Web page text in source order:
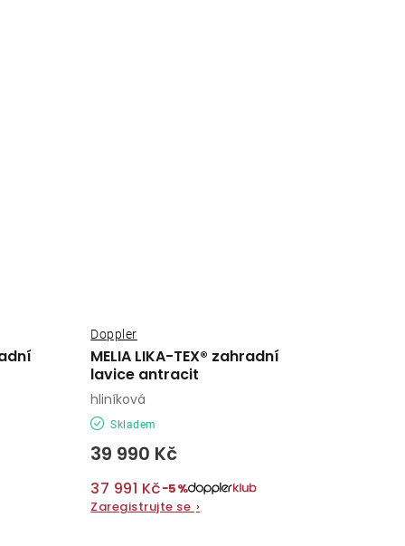
MELIA LIKA-TEX® zahradní
lavice antracit
Doppler
Skladem
39 990 Kč
37 991 Kč−5%
Zaregistrujte se ›
hliníková